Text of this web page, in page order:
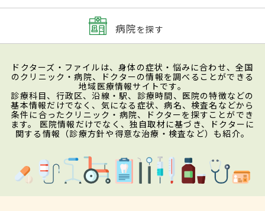
病院を探す
ドクターズ・ファイルは、身体の症状・悩みに合わせ、全国
のクリニック・病院、ドクターの情報を調べることができる
地域医療情報サイトです。
診療科目、行政区、沿線・駅、診療時間、医院の特徴などの
基本情報だけでなく、気になる症状、病名、検査名などから
条件に合ったクリニック・病院、ドクターを探すことができ
ます。 医院情報だけでなく、独自取材に基づき、ドクターに
関する情報（診療方針や得意な治療・検査など）も紹介。